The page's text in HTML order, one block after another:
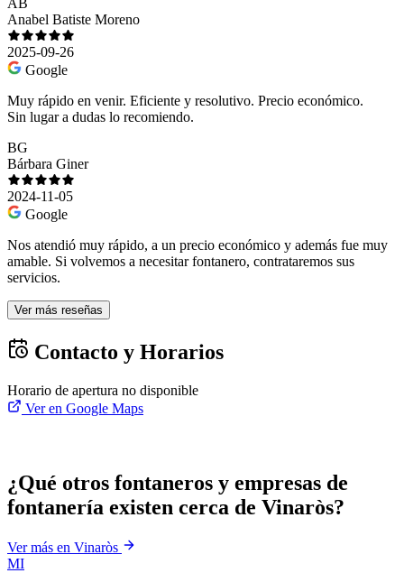
AB
Anabel Batiste Moreno
2025-09-26
Google
Muy rápido en venir. Eficiente y resolutivo. Precio económico.
Sin lugar a dudas lo recomiendo.
BG
Bárbara Giner
2024-11-05
Google
Nos atendió muy rápido, a un precio económico y además fue muy
amable. Si volvemos a necesitar fontanero, contrataremos sus
servicios.
Ver más reseñas
Contacto y Horarios
Horario de apertura no disponible
Ver en Google Maps
¿Qué otros fontaneros y empresas de
fontanería existen cerca de Vinaròs?
Ver más en Vinaròs
MI